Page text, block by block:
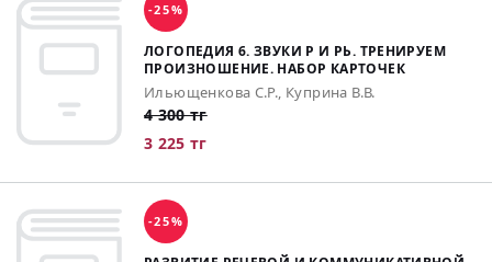
-25%
ЛОГОПЕДИЯ 6. ЗВУКИ Р И РЬ. ТРЕНИРУЕМ
ПРОИЗНОШЕНИЕ. НАБОР КАРТОЧЕК
Ильющенкова С.Р., Куприна В.В.
4 300 тг
3 225 тг
-25%